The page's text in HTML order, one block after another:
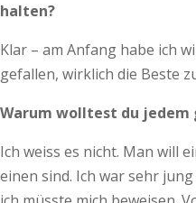
halten?
Klar – am Anfang habe ich
gefallen, wirklich die Beste
Warum wolltest du jedem
Ich weiss es nicht. Man will
einen sind. Ich war sehr